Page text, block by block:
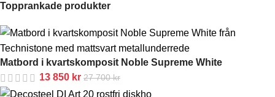
Topprankade produkter
Matbord i kvartskomposit Noble Supreme White
13 850 kr 27 700kr